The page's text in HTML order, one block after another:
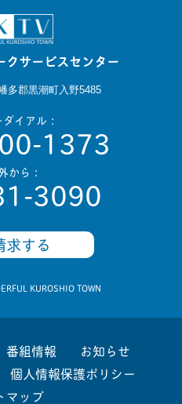
サービスセンター
多郡黒潮町入野5485
イアル：
1373
から：
3090
求する
KUROSHIO TOWN
番組情報
お知らせ
個人情報保護ポリシー
マップ